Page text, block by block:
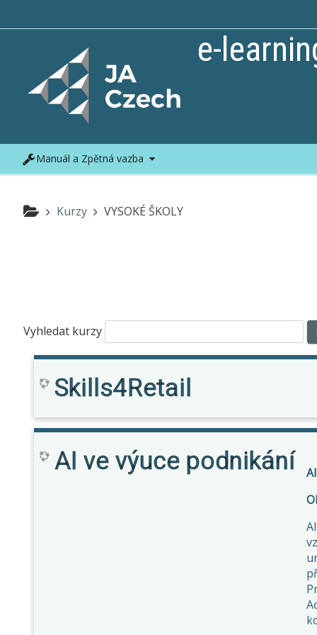
e-
Manuál a Zpětná vazba
Kurzy VYSOKÉ ŠKOLY
Vyhledat kurzy
Skills4Retail
AI ve výuce podnikání